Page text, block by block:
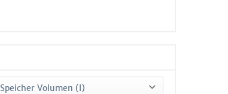
Speicher Volumen (l)